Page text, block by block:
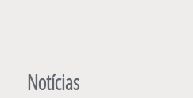
Notícias